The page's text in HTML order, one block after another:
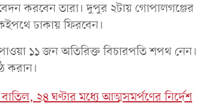
করবেন তারা। দুপুর ২টায় গোপালগঞ্জের
ঢাকায় ফিরবেন।
১১ জন অতিরিক্ত বিচারপতি শপথ নেন।
করান।
২৪ ঘণ্টার মধ্যে আত্মসমর্পণের নির্দেশ